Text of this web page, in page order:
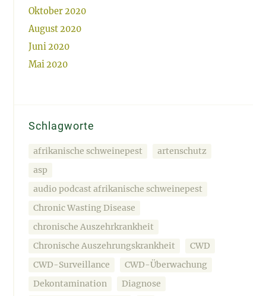
Oktober 2020
August 2020
Juni 2020
Mai 2020
Schlagworte
afrikanische schweinepest
artenschutz
asp
audio podcast afrikanische schweinepest
Chronic Wasting Disease
chronische Auszehrkrankheit
Chronische Auszehrungskrankheit
CWD
CWD-Surveillance
CWD-Überwachung
Dekontamination
Diagnose